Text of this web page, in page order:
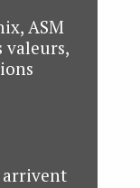
ASM
valeurs,
arrivent